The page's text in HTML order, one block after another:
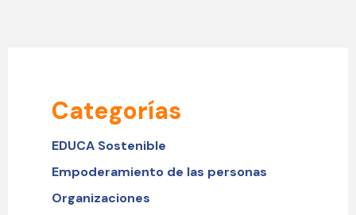
Categorías
EDUCA Sostenible
Empoderamiento de las personas
Organizaciones